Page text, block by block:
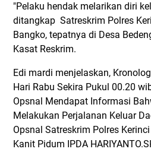
"Pelaku hendak melarikan diri
ditangkap Satreskrim Polres
Bangko, tepatnya di Desa
Kasat Reskrim.
Edi mardi menjelaskan,
Hari Rabu Sekira Pukul 00.20
Opsnal Mendapat Informasi
Melakukan Perjalanan Keluar
Opsnal Satreskrim Polres
Kanit Pidum IPDA